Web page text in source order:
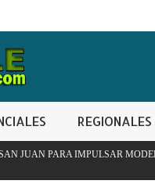
REGIONALES
PIONERO DE